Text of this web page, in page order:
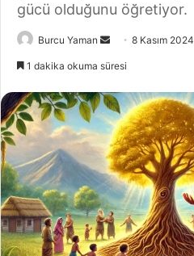
gücü olduğunu öğretiyor.
Burcu Yaman
Bir
göndermek
8 Kasım 2024
1 dakika okuma süresi